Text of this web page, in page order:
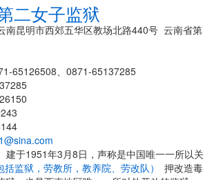
二女子监狱
南昆明市西郊五华区教场北路440号 云南省第
65126508、0871-65137285
监狱，劳教所，教养院、劳改队）
建于1951年3月8日，声称是中国唯一一所以关
押改造毒